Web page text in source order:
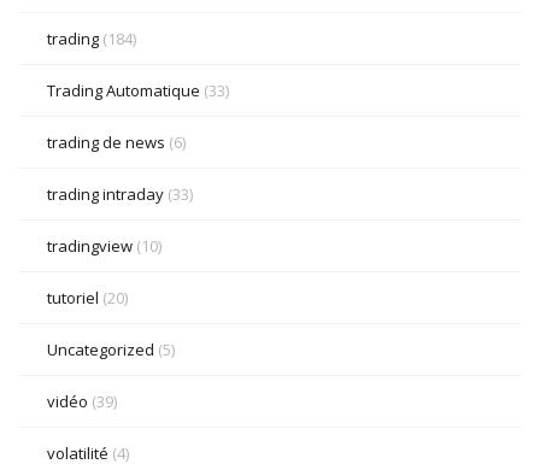
trading (184)
Trading Automatique (33)
trading de news (6)
trading intraday (33)
tradingview (10)
tutoriel (20)
Uncategorized (5)
vidéo (39)
volatilité (4)